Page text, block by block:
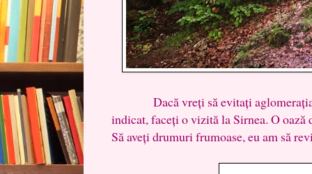
Dacă vreți să evitați aglomerația
indicat, faceți o vizită la Sirnea. O oază
Să aveți drumuri frumoase, eu am să